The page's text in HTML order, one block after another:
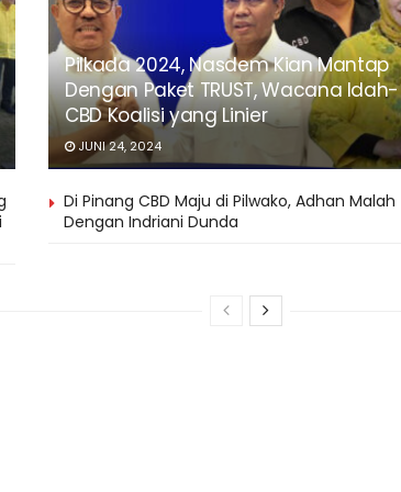
Pilkada 2024, Nasdem Kian Mantap
Dengan Paket TRUST, Wacana Idah-
CBD Koalisi yang Linier
JUNI 24, 2024
Di Pinang CBD Maju di Pilwako, Adhan Malah
Dengan Indriani Dunda